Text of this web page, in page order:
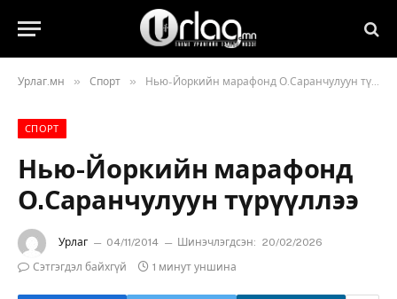
Урлаг.мн » Спорт » Нью-Йоркийн марафонд О.Саранчулуун түрүүллээ
СПОРТ
Нью-Йоркийн марафонд
О.Саранчулуун түрүүллээ
Урлаг 04/11/2014 Шинэчлэгдсэн: 20/02/2026
Сэтгэгдэл байхгүй
1 минут уншина